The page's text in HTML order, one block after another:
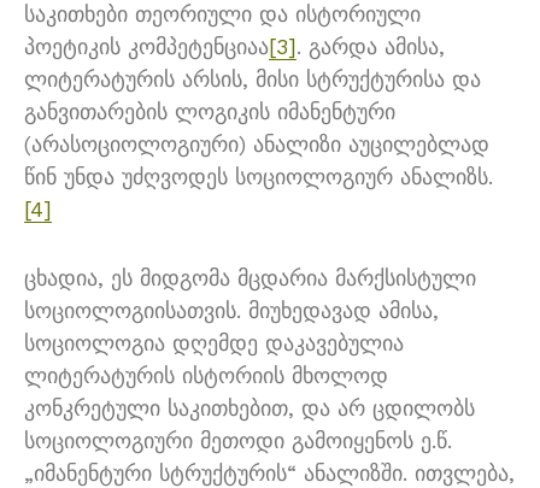
საკითხები თეორიული და ისტორიული
პოეტიკის კომპეტენციაა[3]. გარდა ამისა,
ლიტერატურის არსის, მისი სტრუქტურისა და
განვითარების ლოგიკის იმანენტური
(არასოციოლოგიური) ანალიზი აუცილებლად
წინ უნდა უძღვოდეს სოციოლოგიურ ანალიზს.
[4]
ცხადია, ეს მიდგომა მცდარია მარქსისტული
სოციოლოგიისათვის. მიუხედავად ამისა,
სოციოლოგია დღემდე დაკავებულია
ლიტერატურის ისტორიის მხოლოდ
კონკრეტული საკითხებით, და არ ცდილობს
სოციოლოგიური მეთოდი გამოიყენოს ე.წ.
„იმანენტური სტრუქტურის“ ანალიზში. ითვლება,